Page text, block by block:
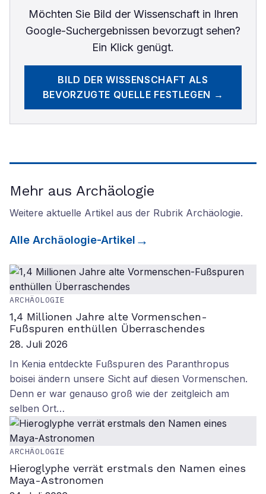
Möchten Sie Bild der Wissenschaftin Ihren
Google-Suchergebnissen bevorzugt sehen?
Ein Klick genügt.
BILD DER WISSENSCHAFT ALS
BEVORZUGTE QUELLE FESTLEGEN →
Mehr aus Archäologie
Weitere aktuelle Artikel aus der Rubrik Archäologie.
Alle Archäologie-Artikel
ARCHÄOLOGIE
1,4 Millionen Jahre alte Vormenschen-
Fußspuren enthüllen Überraschendes
28. Juli 2026
In Kenia entdeckte Fußspuren des Paranthropus
boisei ändern unsere Sicht auf diesen Vormenschen.
Denn er war genauso groß wie der zeitgleich am
selben Ort…
ARCHÄOLOGIE
Hieroglyphe verrät erstmals den Namen eines
Maya-Astronomen